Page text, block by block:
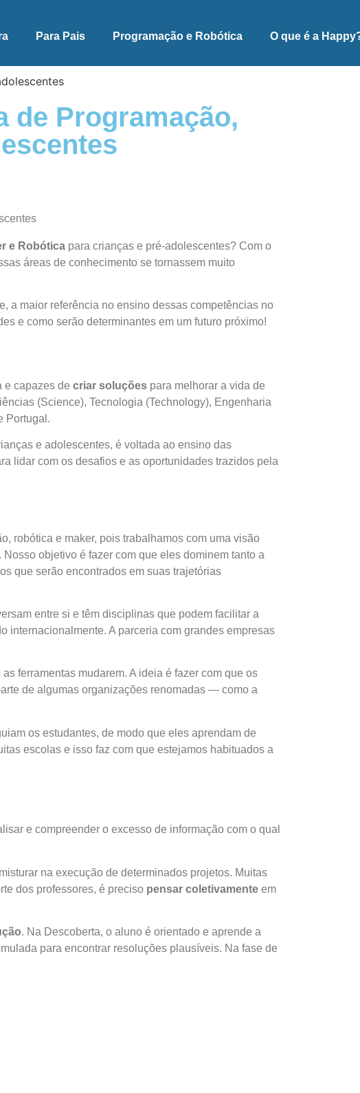
Para Pais Programação e Robótica O que é a
de Programação,
e Robótica para crianças e pré-adolescentes? Com o
áreas de conhecimento se tornassem muito
a maior referência no ensino dessas competências no
e como serão determinantes em um futuro próximo!
e capazes de criar soluções para melhorar a vida de
(Science), Tecnologia (Technology), Engenharia
Portugal.
e adolescentes, é voltada ao ensino das
lidar com os desafios e as oportunidades trazidos pela
robótica e maker, pois trabalhamos com uma visão
objetivo é fazer com que eles dominem tanto a
que serão encontrados em suas trajetórias
entre si e têm disciplinas que podem facilitar a
internacionalmente. A parceria com grandes empresas
ferramentas mudarem. A ideia é fazer com que os
de algumas organizações renomadas — como a
os estudantes, de modo que eles aprendam de
escolas e isso faz com que estejamos habituados a
e compreender o excesso de informação com o qual
na execução de determinados projetos. Muitas
dos professores, é preciso pensar coletivamente em
. Na Descoberta, o aluno é orientado e aprende a
para encontrar resoluções plausíveis. Na fase de